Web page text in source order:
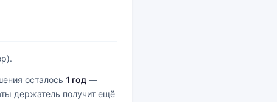
осталось 1 год —
держатель получит ещё